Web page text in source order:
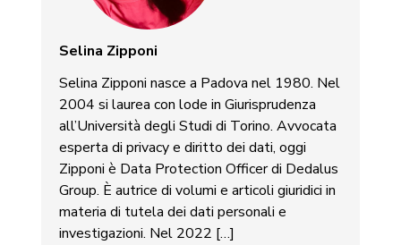
Selina Zipponi
Selina Zipponi nasce a Padova nel 1980. Nel
2004 si laurea con lode in Giurisprudenza
all’Università degli Studi di Torino. Avvocata
esperta di privacy e diritto dei dati, oggi
Zipponi è Data Protection Officer di Dedalus
Group. È autrice di volumi e articoli giuridici in
materia di tutela dei dati personali e
investigazioni. Nel 2022 […]